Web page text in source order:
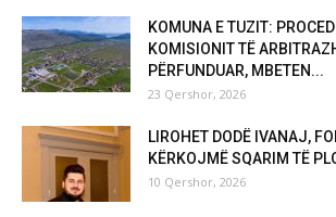
KOMUNA E TUZIT:
KOMISIONIT TË
PËRFUNDUAR, MBETEN...
23 Qershor, 2026
LIROHET DODË IVANAJ,
KËRKOJMË SQARIM TË
10 Qershor, 2026